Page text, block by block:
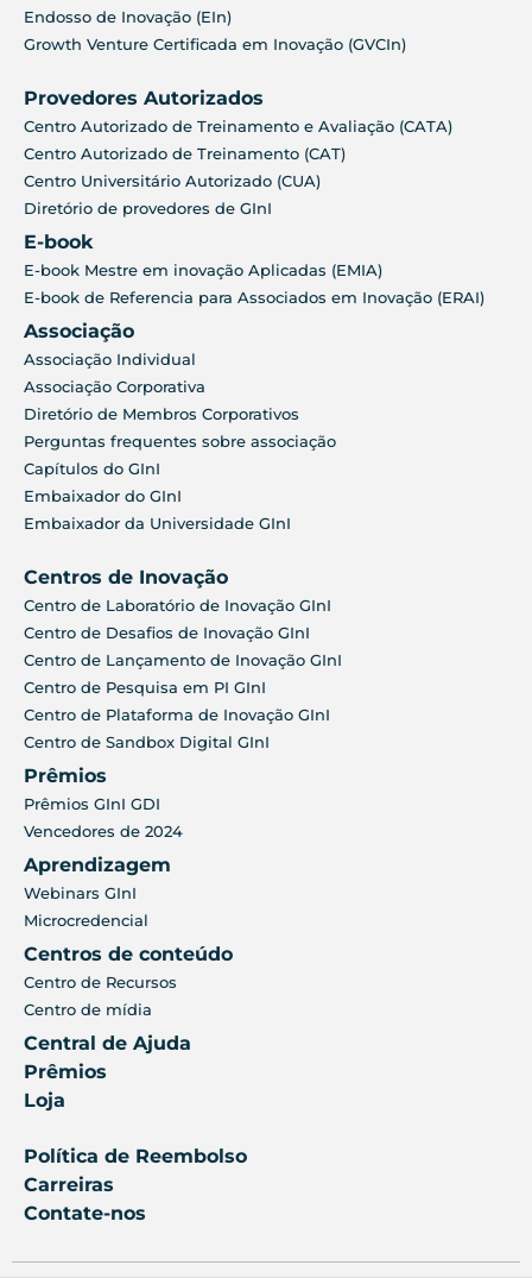
Endosso de Inovação (EIn)
Growth Venture Certificada em Inovação (GVCIn)
Provedores Autorizados
Centro Autorizado de Treinamento e Avaliação (CATA)
Centro Autorizado de Treinamento (CAT)
Centro Universitário Autorizado (CUA)
Diretório de provedores de GInI
E-book
E-book Mestre em inovação Aplicadas (EMIA)
E-book de Referencia para Associados em Inovação (ERAI)
Associação
Associação Individual
Associação Corporativa
Diretório de Membros Corporativos
Perguntas frequentes sobre associação
Capítulos do GInI
Embaixador do GInI
Embaixador da Universidade GInI
Centros de Inovação
Centro de Laboratório de Inovação GInI
Centro de Desafios de Inovação GInI
Centro de Lançamento de Inovação GInI
Centro de Pesquisa em PI GInI
Centro de Plataforma de Inovação GInI
Centro de Sandbox Digital GInI
Prêmios
Prêmios GInI GDI
Vencedores de 2024
Aprendizagem
Webinars GInI
Microcredencial
Centros de conteúdo
Centro de Recursos
Centro de mídia
Central de Ajuda
Prêmios
Loja
Política de Reembolso
Carreiras
Contate-nos